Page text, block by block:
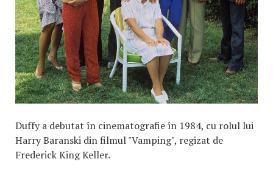
Duffy a debutat în cinematografie în 1984, cu rolul lui
Harry Baranski din filmul "Vamping", regizat de
Frederick King Keller.